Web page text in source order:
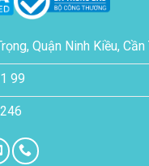
Quận Ninh Kiều, Cần
99